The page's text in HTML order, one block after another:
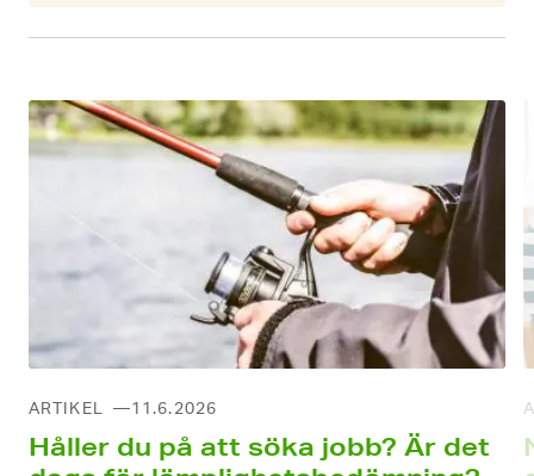
ARTIKEL 11.6.2026
Håller du på att söka jobb? Är det